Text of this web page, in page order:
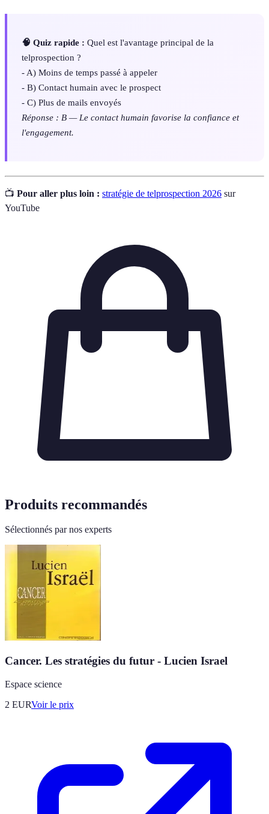
🧠 Quiz rapide : Quel est l'avantage principal de la
telprospection ?
- A) Moins de temps passé à appeler
- B) Contact humain avec le prospect
- C) Plus de mails envoyés
Réponse : B — Le contact humain favorise la confiance et
l'engagement.
📺 Pour aller plus loin : stratégie de telprospection 2026 sur
YouTube
Produits recommandés
Sélectionnés par nos experts
Cancer. Les stratégies du futur - Lucien Israel
Espace science
2 EURVoir le prix